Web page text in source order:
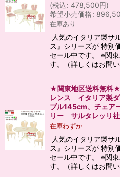
(税込: 478,500円)
希望小売価格:
在庫あり
人気のイタリア製サ
ス』シリーズが 特別
セール中です。 ※関
す。（詳しくはお問
★関東地区送料無料
レンス イタリア製
ブル145cm、チェア
リー サルタレッリ社
在庫わずか
人気のイタリア製サ
ス』シリーズが 特別
セール中です。 ※関
す。（詳しくはお問